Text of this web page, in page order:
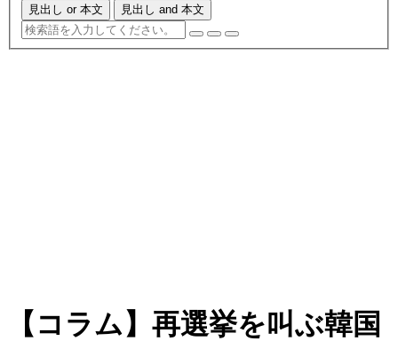
見出し or 本文 見出し and 本文
【コラム】再選挙を叫ぶ韓国